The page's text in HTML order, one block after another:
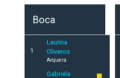
Boca
1
Laurina
Oliveros
Arquera
Gabriela